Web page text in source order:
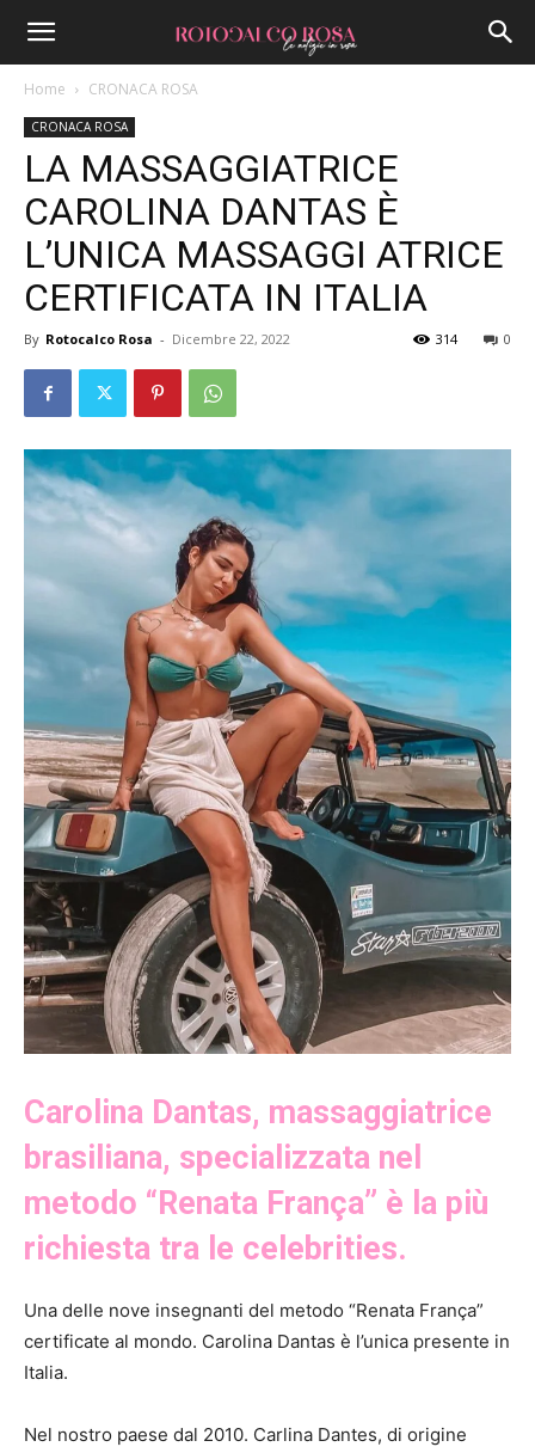
Home CRONACA ROSA
CRONACA ROSA
LA MASSAGGIATRICE
CAROLINA DANTAS È
L’UNICA MASSAGGI ATRICE
CERTIFICATA IN ITALIA
By Rotocalco Rosa - Dicembre 22, 2022 0
314
Carolina Dantas, massaggiatrice
brasiliana, specializzata nel
metodo “Renata França” è la più
richiesta tra le celebrities.
Una delle nove insegnanti del metodo “Renata França”
certificate al mondo. Carolina Dantas è l’unica presente in
Italia.
Nel nostro paese dal 2010. Carlina Dantes, di origine